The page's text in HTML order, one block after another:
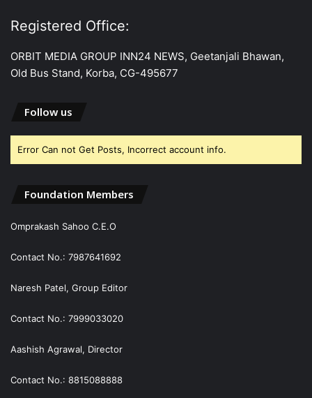
Registered Office:
ORBIT MEDIA GROUP INN24 NEWS, Geetanjali Bhawan,
Old Bus Stand, Korba, CG-495677
Follow us
Error Can not Get Posts, Incorrect account info.
Foundation Members
Omprakash Sahoo C.E.O
Contact No.: 7987641692
Naresh Patel, Group Editor
Contact No.: 7999033020
Aashish Agrawal, Director
Contact No.: 8815088888